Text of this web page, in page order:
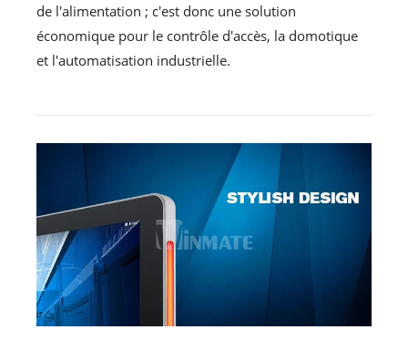
de l'alimentation ; c'est donc une solution
économique pour le contrôle d'accès, la domotique
et l'automatisation industrielle.